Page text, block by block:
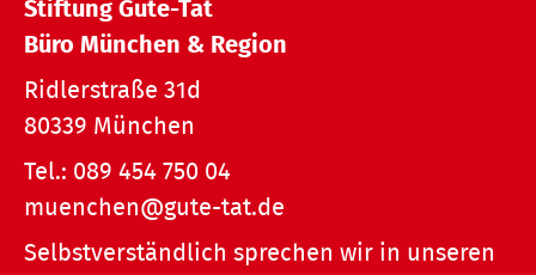
Stiftung Gute-Tat
Büro München & Region
Ridlerstraße 31d
80339 München
Tel.: 089 454 750 04
muenchen@gute-tat.de
Selbstverständlich sprechen wir in unseren